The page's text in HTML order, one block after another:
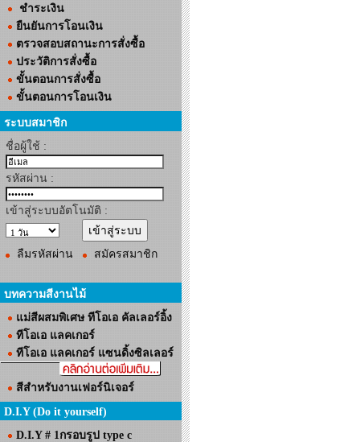
ชำระเงิน
ยืนยันการโอนเงิน
ตรวจสอบสถานะการสั่งซื้อ
ประวัติการสั่งซื้อ
ขั้นตอนการสั่งซื้อ
ขั้นตอนการโอนเงิน
ระบบสมาชิก
ชื่อผู้ใช้ :
รหัสผ่าน :
เข้าสู่ระบบอัตโนมัติ :
ลืมรหัสผ่าน สมัครสมาชิก
บทความสีงานไม้
แม่สีผสมพิเศษ ทีโอเอ คัลเลอร์อิ้ง
ทีโอเอ แลคเกอร์
ทีโอเอ แลคเกอร์ แซนดิ้งซิลเลอร์
สีสำหรับงานเฟอร์นิเจอร์
D.I.Y (Do it yourself)
D.I.Y # 1กรอบรูป type c